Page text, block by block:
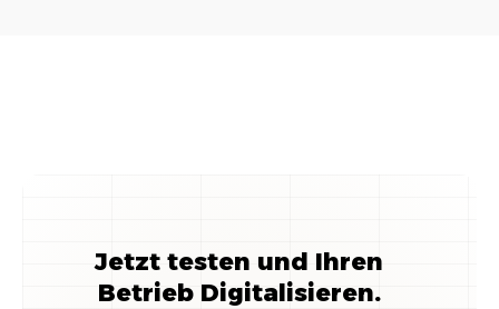
Jetzt testen und Ihren
Betrieb Digitalisieren.